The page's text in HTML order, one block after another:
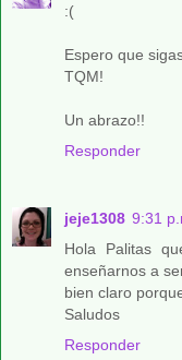
:(
Espero que
TQM!
Un abrazo!!
Responder
jeje1308 9:31
Hola Palitas
enseñarnos a
bien claro
Saludos
Responder